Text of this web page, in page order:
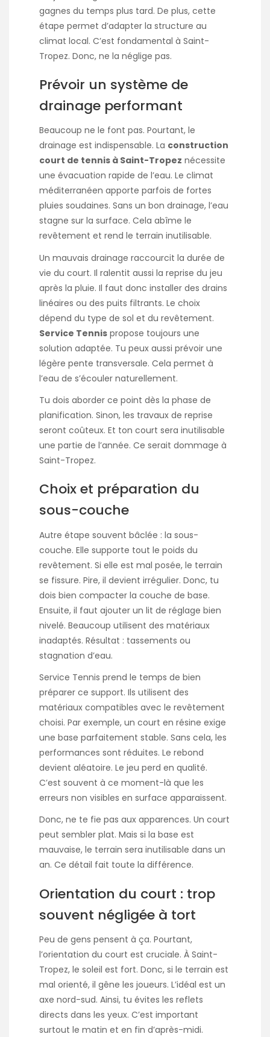
gagnes du temps plus tard. De plus, cette
étape permet d’adapter la structure au
climat local. C’est fondamental à Saint-
Tropez. Donc, ne la néglige pas.
Prévoir un système de
drainage performant
Beaucoup ne le font pas. Pourtant, le
drainage est indispensable. La construction
court de tennis à Saint-Tropez nécessite
une évacuation rapide de l’eau. Le climat
méditerranéen apporte parfois de fortes
pluies soudaines. Sans un bon drainage, l’eau
stagne sur la surface. Cela abîme le
revêtement et rend le terrain inutilisable.
Un mauvais drainage raccourcit la durée de
vie du court. Il ralentit aussi la reprise du jeu
après la pluie. Il faut donc installer des drains
linéaires ou des puits filtrants. Le choix
dépend du type de sol et du revêtement.
Service Tennis propose toujours une
solution adaptée. Tu peux aussi prévoir une
légère pente transversale. Cela permet à
l’eau de s’écouler naturellement.
Tu dois aborder ce point dès la phase de
planification. Sinon, les travaux de reprise
seront coûteux. Et ton court sera inutilisable
une partie de l’année. Ce serait dommage à
Saint-Tropez.
Choix et préparation du
sous-couche
Autre étape souvent bâclée : la sous-
couche. Elle supporte tout le poids du
revêtement. Si elle est mal posée, le terrain
se fissure. Pire, il devient irrégulier. Donc, tu
dois bien compacter la couche de base.
Ensuite, il faut ajouter un lit de réglage bien
nivelé. Beaucoup utilisent des matériaux
inadaptés. Résultat : tassements ou
stagnation d’eau.
Service Tennis prend le temps de bien
préparer ce support. Ils utilisent des
matériaux compatibles avec le revêtement
choisi. Par exemple, un court en résine exige
une base parfaitement stable. Sans cela, les
performances sont réduites. Le rebond
devient aléatoire. Le jeu perd en qualité.
C’est souvent à ce moment-là que les
erreurs non visibles en surface apparaissent.
Donc, ne te fie pas aux apparences. Un court
peut sembler plat. Mais si la base est
mauvaise, le terrain sera inutilisable dans un
an. Ce détail fait toute la différence.
Orientation du court : trop
souvent négligée à tort
Peu de gens pensent à ça. Pourtant,
l’orientation du court est cruciale. À Saint-
Tropez, le soleil est fort. Donc, si le terrain est
mal orienté, il gêne les joueurs. L’idéal est un
axe nord-sud. Ainsi, tu évites les reflets
directs dans les yeux. C’est important
surtout le matin et en fin d’après-midi.